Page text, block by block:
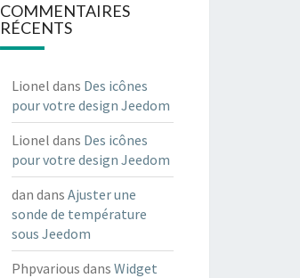
COMMENTAIRES
RÉCENTS
Lionel dans Des icônes
pour votre design Jeedom
Lionel dans Des icônes
pour votre design Jeedom
dan dans Ajuster une
sonde de température
sous Jeedom
Phpvarious dans Widget